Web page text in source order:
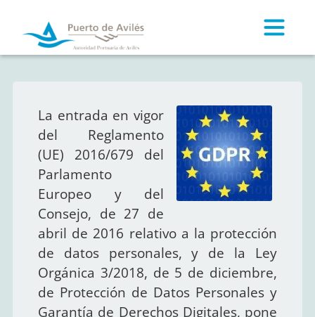
La entrada en vigor
del Reglamento
(UE) 2016/679 del
Parlamento
Europeo y del
Consejo, de 27 de
abril de 2016 relativo a la protección
de datos personales, y de la Ley
Orgánica 3/2018, de 5 de diciembre,
de Protección de Datos Personales y
Garantía de Derechos Digitales, pone